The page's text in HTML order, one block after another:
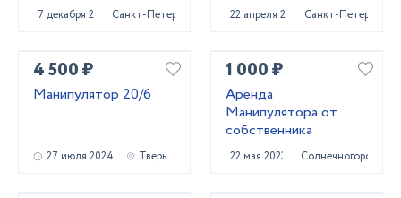
7 декабря 2023 Санкт-Петербург 22 апреля 2024 Санкт-Петербург
4 500 ₽
Манипулятор 20/6
27 июля 2024 Тверь
1 000 ₽
Аренда
Манипулятора от
собственника
22 мая 2023 Солнечногорск